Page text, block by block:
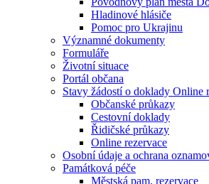
Hladinové hlásiče
Pomoc pro Ukrajinu
Významné dokumenty
Formuláře
Životní situace
Portál občana
Stavy žádostí o doklady Online
Občanské průkazy
Cestovní doklady
Řidičské průkazy
Online rezervace
Osobní údaje a ochrana
Památková péče
Městská pam. rezervace